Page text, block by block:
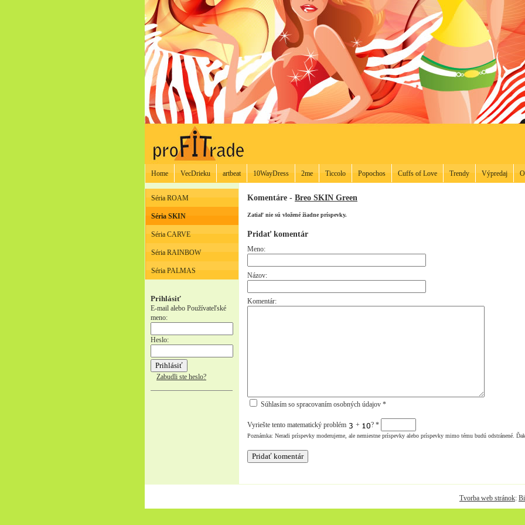
Home VecDrieku artbeat 10WayDress 2me Ticcolo Popochos Cuffs of Love Trendy Výpredaj
Séria ROAM
Séria SKIN
Séria CARVE
Séria RAINBOW
Séria PALMAS
Prihlásiť
E-mail alebo Používateľské
meno:
Heslo:
Zabudli ste heslo?
Komentáre - Breo SKIN Green
Zatiaľ nie sú vložené žiadne príspevky.
Pridať komentár
Meno:
Názov:
Komentár:
Súhlasím so spracovaním osobných údajov *
Vyriešte tento matematický problém + ? *
Poznámka: Neradi príspevky moderujeme, ale nemiestne príspevky alebo príspevky mimo tému budú odstránené.
Tvorba web stránok: